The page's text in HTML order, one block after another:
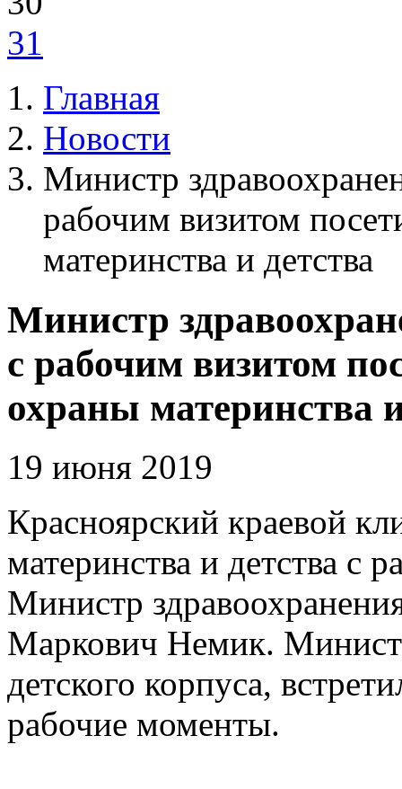
31
Главная
Новости
Министр
рабочим визитом
материнства и детства
Министр
с рабочим визитом
охраны материнства
19 июня 2019
Красноярский краевой
материнства и детства с
Министр
Маркович Немик.
детского корпуса,
рабочие моменты.